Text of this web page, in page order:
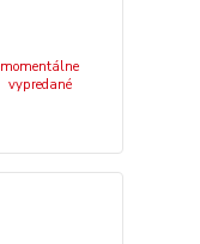
momentálne
vypredané